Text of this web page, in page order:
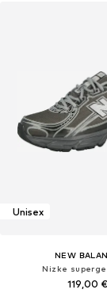
Unisex
NEW
Nizke
119,00 €